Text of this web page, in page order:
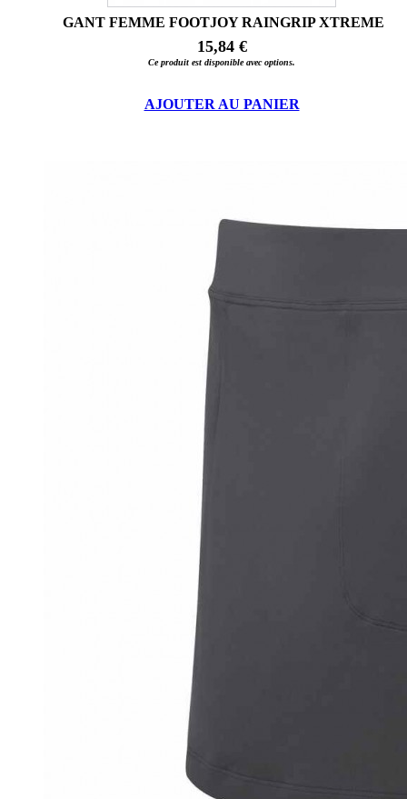
GANT FEMME FOOTJOY RAINGRIP XTREME
15,84 €
Ce produit est disponible avec options.
AJOUTER AU PANIER